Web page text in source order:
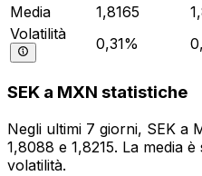
Media
1,8165
Volatilità
0,31%
SEK a MXN statistiche
Negli ultimi 7 giorni, SEK a
1,8088 e 1,8215. La media
volatilità.